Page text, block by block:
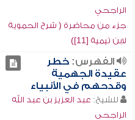
الراجحي
جزء من محاضرة ( شرح الحموية
لابن تيمية [11])
الفهرس:خطر
عقيدة الجهمية
وقدحهم في الأنبياء
للشيخ: عبد العزيز بن عبد الله
الراجحي